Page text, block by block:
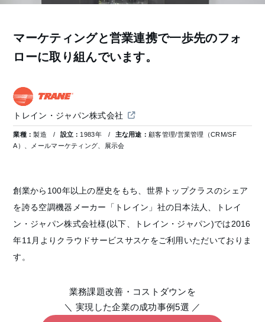
マーケティングと営業連携で一歩先のフォ
ローに取り組んでいます。
トレイン・ジャパン株式会社
業種：製造 設立： 1983年 主な用途： 顧客管理/営業管理（CRM/SF
A）、メールマーケティング、展示会
創業から100年以上の歴史をもち、世界トップクラスのシェア
を誇る空調機器メーカー「トレイン」社の日本法人、トレイ
ン・ジャパン株式会社様(以下、トレイン・ジャパン)では2016
年11月よりクラウドサービスサスケをご利用いただいておりま
す。
業務課題改善・コストダウンを
＼ 実現した企業の成功事例5選 ／